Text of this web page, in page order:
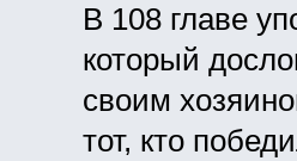
В 108 главе
который
своим
тот, кто